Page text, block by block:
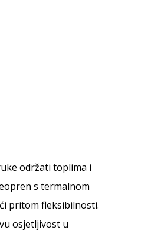
održati toplima i
s termalnom
pritom fleksibilnosti.
osjetljivost u